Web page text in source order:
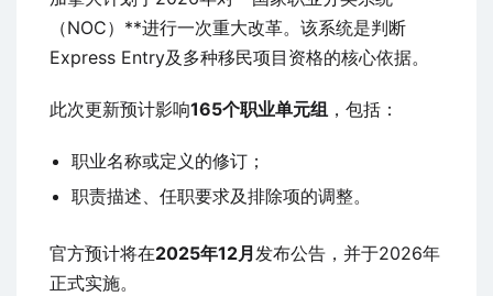
（NOC）**进行一次重大改革。该系统是判断
Express Entry及多种移民项目资格的核心依据。
此次更新预计影响165个职业单元组 ，包括：
职业名称或定义的修订；
职责描述、任职要求及排除项的调整。
官方预计将在2025年12月 发布公告，并于2026年
正式实施。